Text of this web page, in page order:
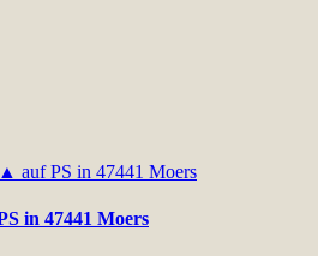
in 47441 Moers